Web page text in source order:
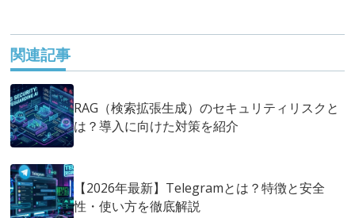
関連記事
RAG（検索拡張生成）のセキュリティリスクと
は？導入に向けた対策を紹介
【2026年最新】Telegramとは？特徴と安全
性・使い方を徹底解説